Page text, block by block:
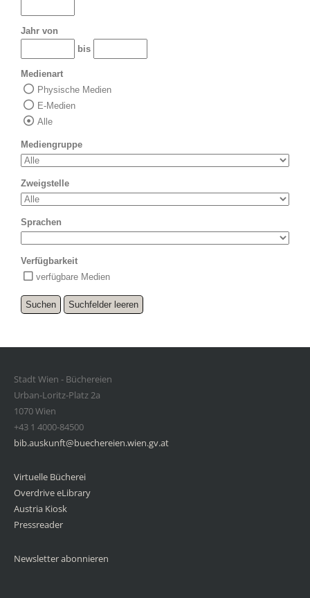
Jahr von
bis
Medienart
Physische Medien
E-Medien
Alle
Mediengruppe
Zweigstelle
Sprachen
Verfügbarkeit
verfügbare Medien
Stadt Wien - Büchereien
Urban-Loritz-Platz 2a
1070 Wien
+43 1 4000-84500
bib.auskunft@buechereien.wien.gv.at
Virtuelle Bücherei
Overdrive eLibrary
Austria Kiosk
Pressreader
Newsletter abonnieren